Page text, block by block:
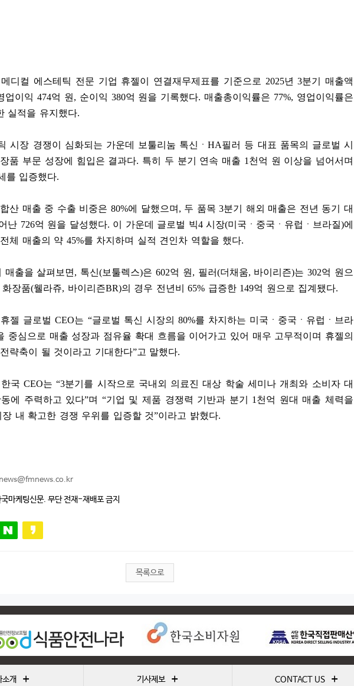
디컬 에스테틱 전문 기업 휴젤이 연결재무제표를 기준으로 2025년3분기 매출액
업이익 474억 원, 순이익 380억 원을 기록했다. 매출총이익률은 77%, 영업이익률은
실적을 유지했다.
시장 경쟁이 심화되는 가운데 보툴리눔 톡신ㆍHA필러 등 대표 품목의 글로벌 시
품 부문 성장에 힘입은 결과다. 특히 두 분기 연속 매출 1천억 원 이상을 넘어서며
를 입증했다.
산 매출 중 수출 비중은 80%에 달했으며 , 두 품목3분기 해외 매출은 전년 동기 대
난 726억 원을 달성했다. 이 가운데 글로벌 빅4 시장(미국ㆍ중국ㆍ유럽ㆍ브라질)에
체 매출의 약 45%를 차지하며 실적 견인차 역할을 했다.
매출을 살펴보면, 톡신(보툴렉스)은602억 원, 필러(더채움, 바이리즌)는302억 원으
화장품(웰라쥬, 바이리즌BR)의 경우 전년비 65% 급증한 149억 원으로 집계됐다.
젤 글로벌CEO는 “글로벌 톡신 시장의 80%를 차지하는 미국ㆍ중국ㆍ유럽ㆍ브라
중심으로 매출 성장과 점유율 확대 흐름을 이어가고 있어 매우 고무적이며 휴젤의
략축이 될 것이라고 기대한다”고 말했다.
국 CEO는“3분기를 시작으로 국내외 의료진 대상 학술 세미나 개최와 소비자 대
에 주력하고 있다”며 “기업 및 제품 경쟁력 기반과 분기 1천억 원대 매출 체력을
장 내 확고한 경쟁 우위를 입증할 것”이라고 밝혔다.
마케팅신문. 무단 전재-재배포 금지
목록으로
소개 + 기사제보 + CONTACT US +